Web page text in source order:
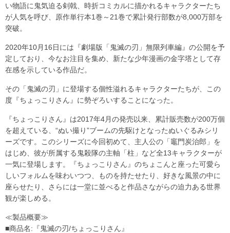
い物語に鬼気迫る剣戟、時折コミカルに描かれるキャラクターたち
が人気を呼び、原作単行本1巻～21巻で累計発行部数が8,000万部を
突破。
2020年10月16日には『劇場版「鬼滅の刃」無限列車編』の公開を予
定しており、今なお注目を集め、新たな少年漫画の金字塔として存
在感を示している作品だ。
その「鬼滅の刃」に登場する個性溢れるキャラクターたちが、この
度『ちょっこりさん』に勢ぞろいすることになった。
『ちょっこりさん』は2017年4月の発売以来、累計販売数が200万個
を超えている、“ぬい撮り”ブームの先駆けとなったぬいぐるみシリ
ーズです。このシリーズに今回初めて、主人公の「竈門炭治郎」を
はじめ、彼が所属する鬼殺隊の主軸「柱」など全13キャラクターが
一気に登場します。『ちょっこりさん』のちょこんと座った可愛ら
しいフォルムを味わいつつ、ものを持たせたり、好きな風景の中に
座らせたり、さらには一堂に並べると作品さながらの迫力ある世界
観が楽しめる。
≪製品概要≫
■商品名:『鬼滅の刃/ちょっこりさん』